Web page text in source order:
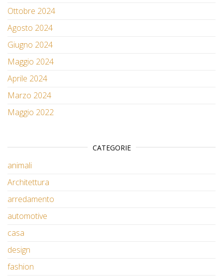
Ottobre 2024
Agosto 2024
Giugno 2024
Maggio 2024
Aprile 2024
Marzo 2024
Maggio 2022
CATEGORIE
animali
Architettura
arredamento
automotive
casa
design
fashion